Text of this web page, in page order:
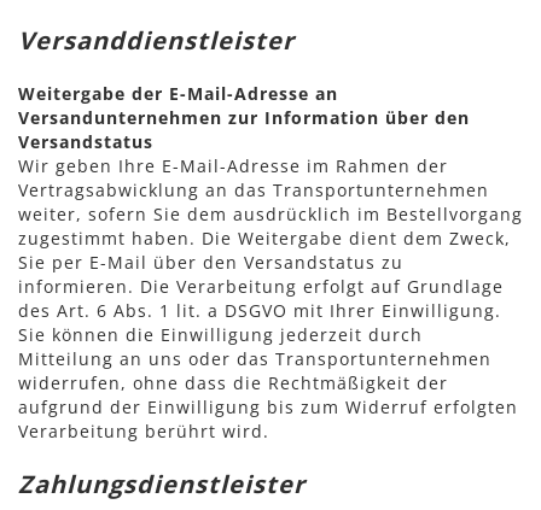
Versanddienstleister
Weitergabe der E-Mail-Adresse an
Versandunternehmen zur Information über den
Versandstatus
Wir geben Ihre E-Mail-Adresse im Rahmen der
Vertragsabwicklung an das Transportunternehmen
weiter, sofern Sie dem ausdrücklich im Bestellvorgang
zugestimmt haben. Die Weitergabe dient dem Zweck,
Sie per E-Mail über den Versandstatus zu
informieren. Die Verarbeitung erfolgt auf Grundlage
des Art. 6 Abs. 1 lit. a DSGVO mit Ihrer Einwilligung.
Sie können die Einwilligung jederzeit durch
Mitteilung an uns oder das Transportunternehmen
widerrufen, ohne dass die Rechtmäßigkeit der
aufgrund der Einwilligung bis zum Widerruf erfolgten
Verarbeitung berührt wird.
Zahlungsdienstleister